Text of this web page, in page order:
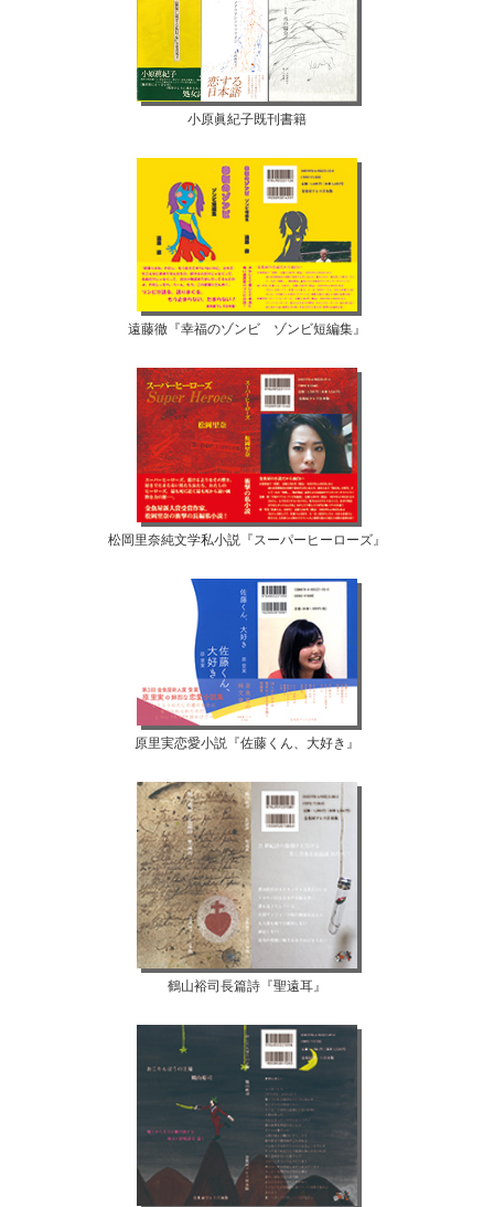
小原眞紀子既刊書籍
遠藤徹『幸福のゾンビ ゾンビ短編集』
松岡里奈純文学私小説『スーパーヒーローズ』
原里実恋愛小説『佐藤くん、大好き』
鶴山裕司長篇詩『聖遠耳』